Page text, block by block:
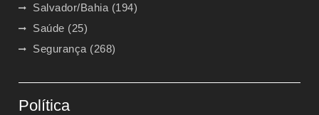
Salvador/Bahia (194)
Saúde (25)
Segurança (268)
Política